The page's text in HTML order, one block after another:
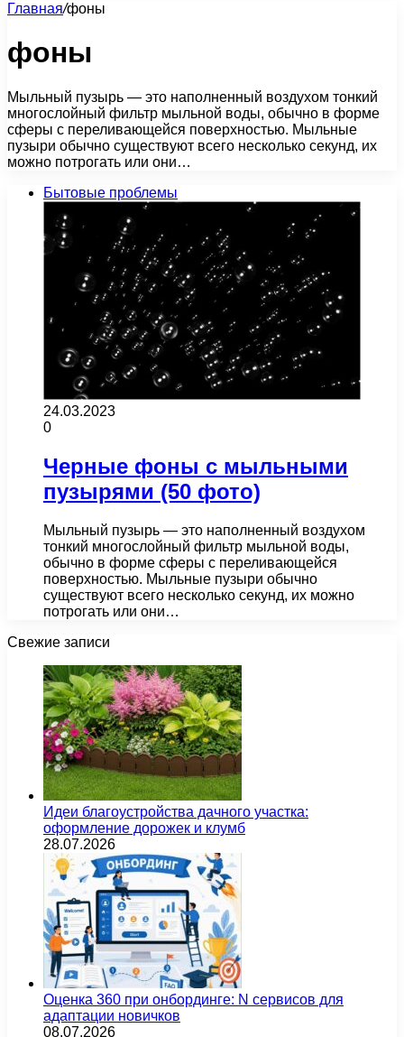
Главная/фоны
фоны
Мыльный пузырь — это наполненный воздухом тонкий
многослойный фильтр мыльной воды, обычно в форме
сферы с переливающейся поверхностью. Мыльные
пузыри обычно существуют всего несколько секунд, их
можно потрогать или они…
Бытовые проблемы
24.03.2023
0
Черные фоны с мыльными
пузырями (50 фото)
Мыльный пузырь — это наполненный воздухом
тонкий многослойный фильтр мыльной воды,
обычно в форме сферы с переливающейся
поверхностью. Мыльные пузыри обычно
существуют всего несколько секунд, их можно
потрогать или они…
Свежие записи
Идеи благоустройства дачного участка:
оформление дорожек и клумб
28.07.2026
Оценка 360 при онбординге: N сервисов для
адаптации новичков
08.07.2026